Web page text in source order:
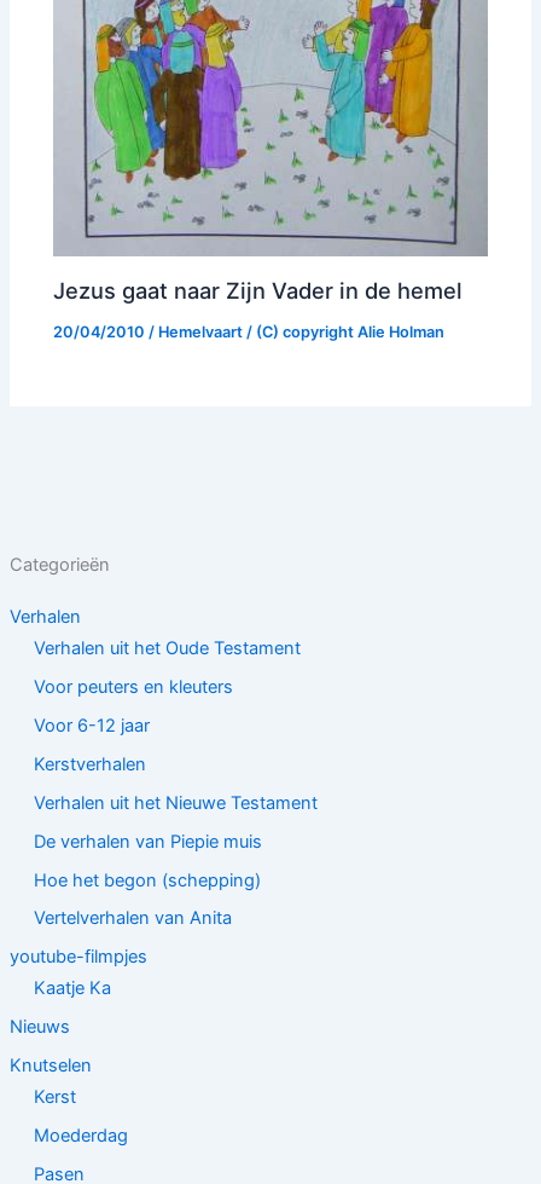
Categorieën
Verhalen
Verhalen uit het Oude Testament
Voor peuters en kleuters
Voor 6-12 jaar
Kerstverhalen
Verhalen uit het Nieuwe Testament
De verhalen van Piepie muis
Hoe het begon (schepping)
Vertelverhalen van Anita
youtube-filmpjes
Kaatje Ka
Nieuws
Knutselen
Kerst
Moederdag
Pasen
Jezus gaat naar Zijn Vader in de hemel
20/04/2010 / Hemelvaart / (C) copyrightAlie Holman